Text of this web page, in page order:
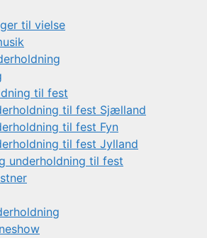
til vielse
til fest
til fest Sjælland
til fest Fyn
til fest Jylland
underholdning til fest